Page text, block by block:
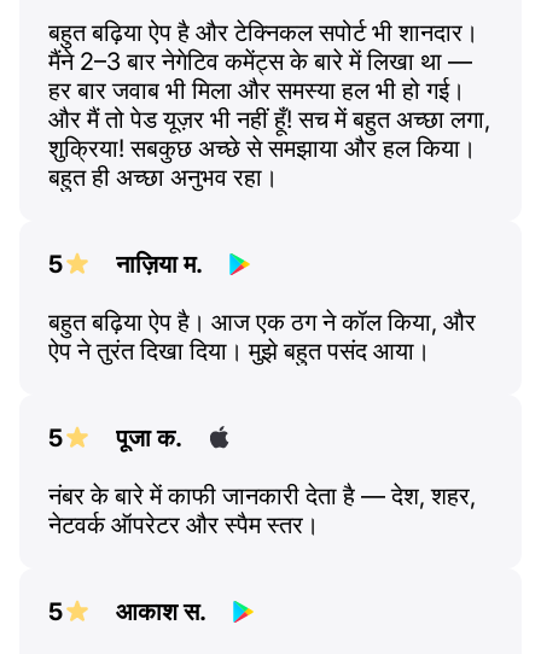
बहुत बढ़िया ऐप है और टेक्निकल सपोर्ट भी शानदार।
मैंने 2–3 बार नेगेटिव कमेंट्स के बारे में लिखा था —
हर बार जवाब भी मिला और समस्या हल भी हो गई।
और मैं तो पेड यूज़र भी नहीं हूँ! सच में बहुत अच्छा लगा,
शुक्रिया! सबकुछ अच्छे से समझाया और हल किया।
बहुत ही अच्छा अनुभव रहा।
5
नाज़िया म.
बहुत बढ़िया ऐप है। आज एक ठग ने कॉल किया, और
ऐप ने तुरंत दिखा दिया। मुझे बहुत पसंद आया।
5
पूजा क.
नंबर के बारे में काफी जानकारी देता है — देश, शहर,
नेटवर्क ऑपरेटर और स्पैम स्तर।
5
आकाश स.